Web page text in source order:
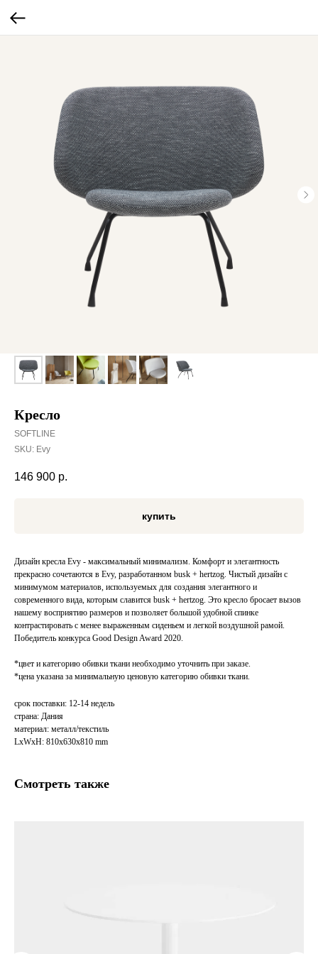
Кресло
SOFTLINE
SKU: Evy
146 900 р.
купить
Дизайн кресла Evy - максимальный минимализм. Комфорт и элегантность
прекрасно сочетаются в Evy, разработанном busk + hertzog. Чистый дизайн с
минимумом материалов, используемых для создания элегантного и
современного вида, которым славится busk + hertzog. Это кресло бросает вызов
нашему восприятию размеров и позволяет большой удобной спинке
контрастировать с менее выраженным сиденьем и легкой воздушной рамой.
Победитель конкурса Good Design Award 2020.
*цвет и категорию обивки ткани необходимо уточнить при заказе.
*цена указана за минимальную ценовую категорию обивки ткани.
срок поставки: 12-14 недель
страна: Дания
материал: металл/текстиль
LxWxH: 810x630x810 mm
Смотреть также